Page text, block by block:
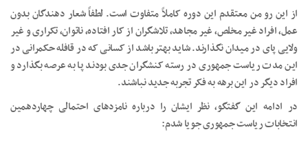
از این رو من معتقدم این دوره کاملاً متفاوت است. لطفاً شعار دهندگان بدون
عمل، افراد غیر مخلص، غیر مجاهد، تلاشگران از کار افتاده، ناتوان، تکراری و غیر
ولایی پای در میدان نگذارند. شاید بهتر باشد از کسانی که در قافله حکمرانی در
این مدت ریاست جمهوری در رسته کنشگران جدی بودند پا به عرصه بگذارد و
افراد دیگر در این برهه به فکر تجربه جدید نباشند.
در ادامه این گفتگو، نظر ایشان را درباره نامزدهای احتمالی چهاردهمین
انتخابات ریاست جمهوری جویا شدم: